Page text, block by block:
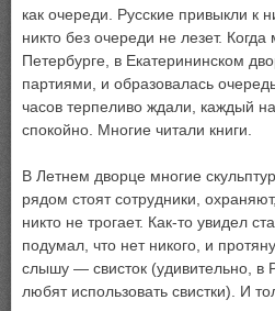
как очереди. Русские привыкли к
никто без очереди не лезет.
Петербурге, в Екатерининском
партиями, и образовалась
часов терпеливо ждали, каждый
спокойно. Многие читали книги.
В Летнем дворце многие
рядом стоят сотрудники,
никто не трогает. Как-то увидел
подумал, что нет никого, и
слышу — свисток (удивительно, в
любят использовать свистки). И